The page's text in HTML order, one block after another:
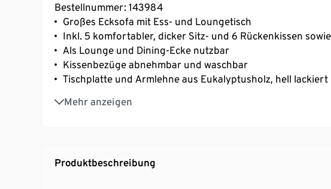
Bestellnummer: 143984
Großes Ecksofa mit Ess- und Loungetisch
Inkl. 5 komfortabler, dicker Sitz- und 6 Rückenkissen sowie
Als Lounge und Dining-Ecke nutzbar
Kissenbezüge abnehmbar und waschbar
Tischplatte und Armlehne aus Eukalyptusholz, hell lackiert
Mehr anzeigen
Hochwertiges Aluminiumgestell – leicht und stabil
Inkl. höhenverstellbarer Bodenschoner zum Ausgleichen
Produktbeschreibung